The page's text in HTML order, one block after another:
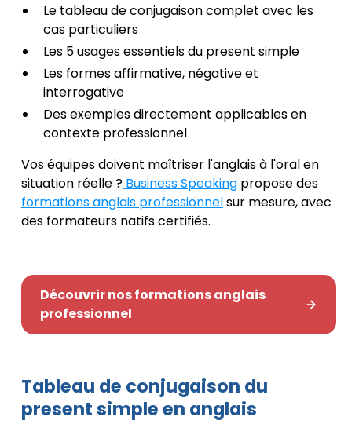
Le tableau de conjugaison complet avec les
cas particuliers
Les 5 usages essentiels du present simple
Les formes affirmative, négative et
interrogative
Des exemples directement applicables en
contexte professionnel
Vos équipes doivent maîtriser l'anglais à l'oral en
situation réelle ?Business Speakingpropose des
formations anglais professionnelsur mesure, avec
des formateurs natifs certifiés.
Découvrir nos formations anglais
professionnel
Tableau de conjugaison du
present simple en anglais